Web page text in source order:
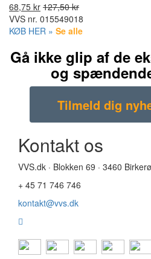
68,75 kr 127,50 kr
VVS nr. 015549018
KØB HER » Se alle
Gå ikke glip af de
og
Kontakt os
VVS.dk · Blokken 69 · 3460
+ 45 71 746 746
kontakt@vvs.dk